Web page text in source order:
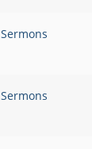
Sermons عظات
Sermons عظات